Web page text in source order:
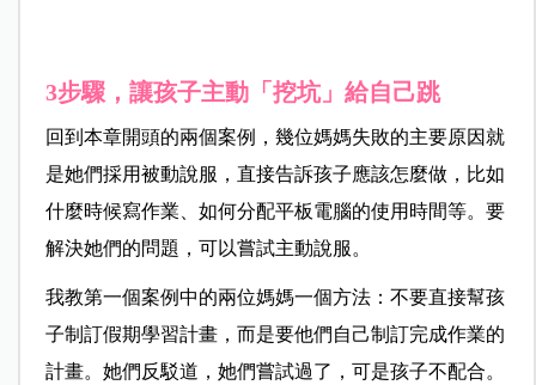
3步驟，讓孩子主動「挖坑」給自己跳
回到本章開頭的兩個案例，幾位媽媽失敗的主要原因就
是她們採用被動說服，直接告訴孩子應該怎麼做，比如
什麼時候寫作業、如何分配平板電腦的使用時間等。要
解決她們的問題，可以嘗試主動說服。
我教第一個案例中的兩位媽媽一個方法：不要直接幫孩
子制訂假期學習計畫，而是要他們自己制訂完成作業的
計畫。她們反駁道，她們嘗試過了，可是孩子不配合。